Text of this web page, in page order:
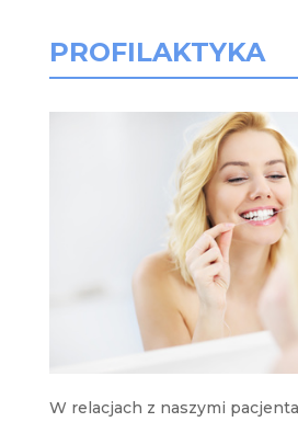
PROFILAKTYKA
W relacjach z naszymi